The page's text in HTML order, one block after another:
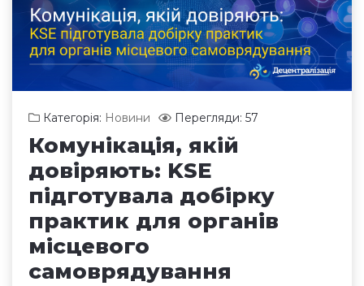
Категорія: Новини Перегляди: 57
Комунікація, якій
довіряють: KSE
підготувала добірку
практик для органів
місцевого
самоврядування